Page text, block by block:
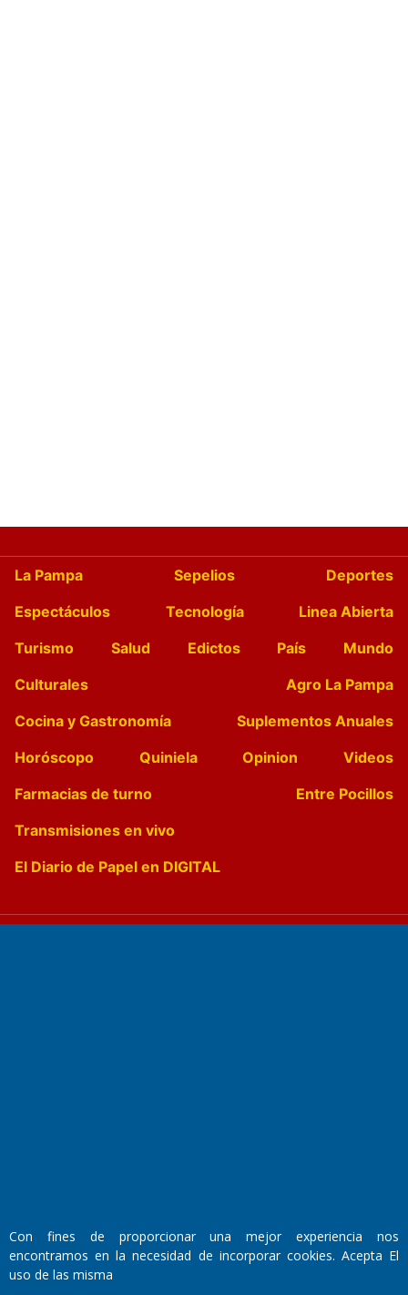
La Pampa Sepelios
Deportes
Espectáculos
Tecnología
Linea Abierta
Turismo
Salud Edictos País
Mundo
Culturales
Agro La Pampa
Cocina y Gastronomía
Suplementos Anuales
Horóscopo
Quiniela Opinion
Videos
Farmacias de turno
Entre Pocillos
Transmisiones en vivo
El Diario de Papel en DIGITAL
Walter René Goñi
Con fines de proporcionar una mejor experiencia nos
encontramos en la necesidad de incorporar cookies. Acepta El
uso de las misma